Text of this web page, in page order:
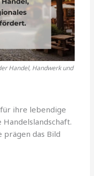
Handel, Handwerk und
ihre lebendige
prägen das Bild